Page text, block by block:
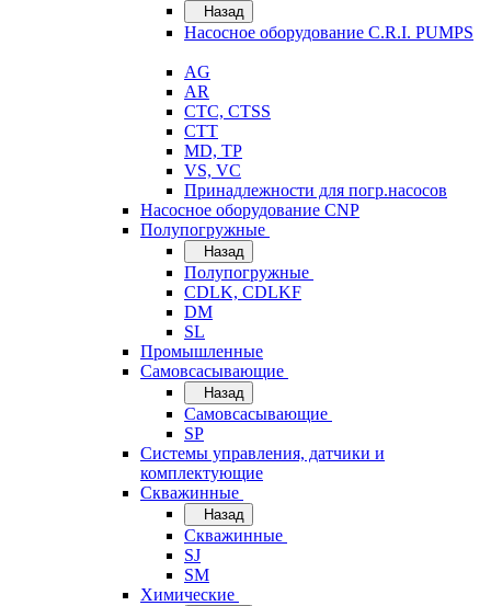
Назад
Насосное оборудование C.R.I. PUMPS
AG
AR
CTC, CTSS
CTT
MD, TP
VS, VC
Принадлежности для погр.насосов
Насосное оборудование CNP
Полупогружные
Назад
Полупогружные
CDLK, CDLKF
DM
SL
Промышленные
Самовсасывающие
Назад
Самовсасывающие
SP
Системы управления, датчики и
комплектующие
Скважинные
Назад
Скважинные
SJ
SM
Химические